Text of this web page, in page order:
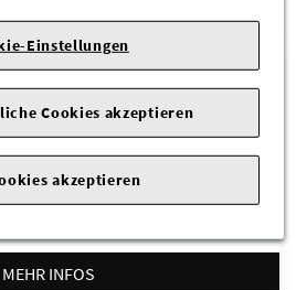
& Co. KG
MEHR INFOS
Einstellungen
Cookies akzeptieren
akzeptieren